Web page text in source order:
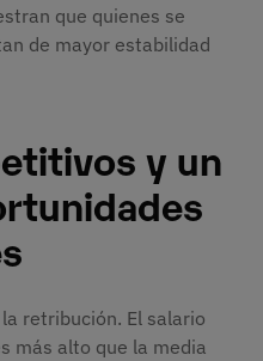
que quienes se
de mayor estabilidad
y un
retribución. El salario
más alto que la media